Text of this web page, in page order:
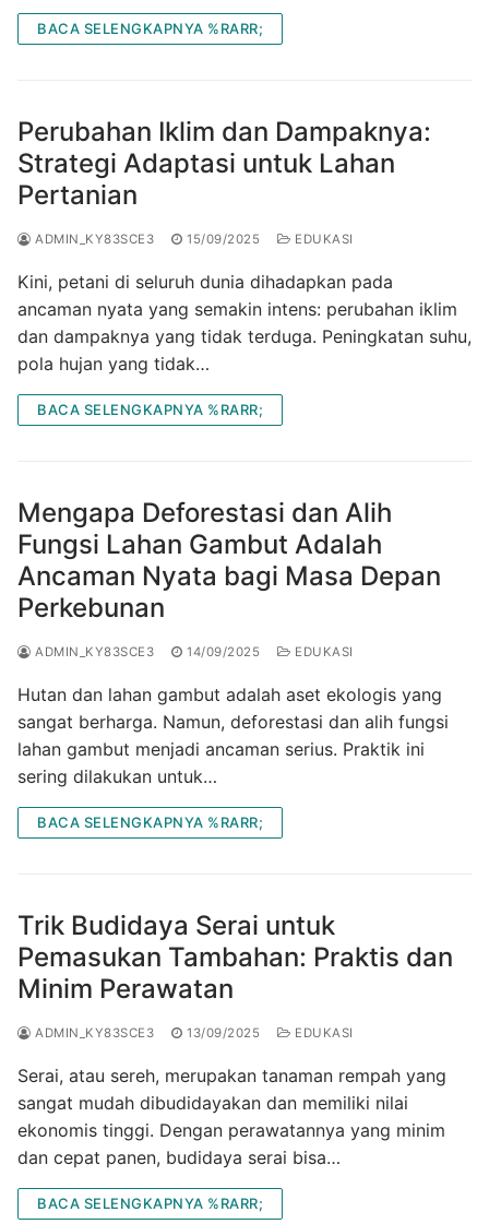
BACA SELENGKAPNYA %RARR;
Perubahan Iklim dan Dampaknya:
Strategi Adaptasi untuk Lahan
Pertanian
ADMIN_KY83SCE3 15/09/2025 EDUKASI
Kini, petani di seluruh dunia dihadapkan pada
ancaman nyata yang semakin intens: perubahan iklim
dan dampaknya yang tidak terduga. Peningkatan suhu,
pola hujan yang tidak…
BACA SELENGKAPNYA %RARR;
Mengapa Deforestasi dan Alih
Fungsi Lahan Gambut Adalah
Ancaman Nyata bagi Masa Depan
Perkebunan
ADMIN_KY83SCE3 14/09/2025 EDUKASI
Hutan dan lahan gambut adalah aset ekologis yang
sangat berharga. Namun, deforestasi dan alih fungsi
lahan gambut menjadi ancaman serius. Praktik ini
sering dilakukan untuk…
BACA SELENGKAPNYA %RARR;
Trik Budidaya Serai untuk
Pemasukan Tambahan: Praktis dan
Minim Perawatan
ADMIN_KY83SCE3 13/09/2025 EDUKASI
Serai, atau sereh, merupakan tanaman rempah yang
sangat mudah dibudidayakan dan memiliki nilai
ekonomis tinggi. Dengan perawatannya yang minim
dan cepat panen, budidaya serai bisa…
BACA SELENGKAPNYA %RARR;